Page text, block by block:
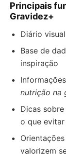
Principais
Gravidez+
Diário
Base de
inspiração
nutrição na
Dicas
o que
valorizem